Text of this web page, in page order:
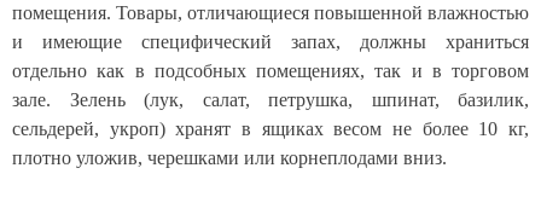
помещения. Товары, отличающиеся повышенной влажностью
и имеющие специфический запах, должны храниться
отдельно как в подсобных помещениях, так и в торговом
зале. Зелень (лук, салат, петрушка, шпинат, базилик,
сельдерей, укроп) хранят в ящиках весом не более 10 кг,
плотно уложив, черешками или корнеплодами вниз.